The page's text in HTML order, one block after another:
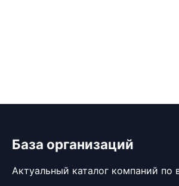
База организаций
Актуальный каталог компаний по